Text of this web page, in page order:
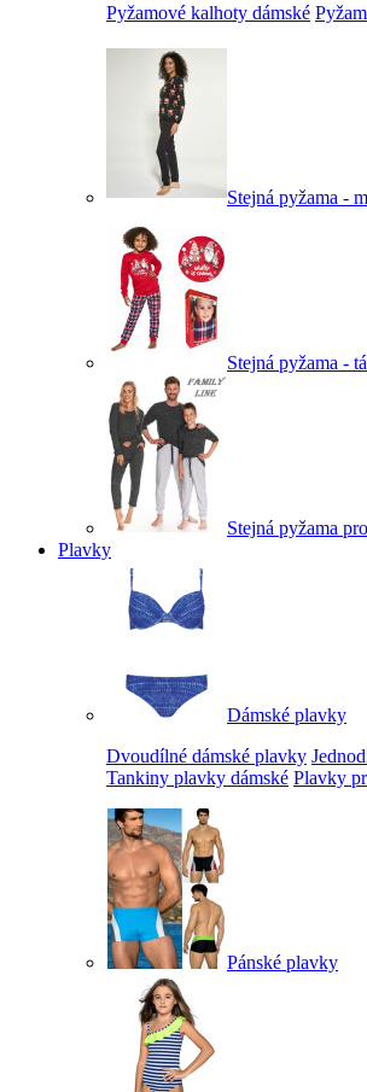
Pyžamové kalhoty dámské
Stejná pyžama -
Stejná pyžama -
Stejná pyžama
Plavky
Dámské plavky
Dvoudílné dámské plavky
Tankiny plavky dámské Plavky
Pánské plavky